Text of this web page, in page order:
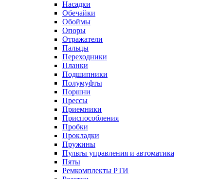
Насадки
Обечайки
Обоймы
Опоры
Отражатели
Пальцы
Переходники
Планки
Подшипники
Полумуфты
Поршни
Прессы
Приемники
Приспособления
Пробки
Прокладки
Пружины
Пульты управления и автоматика
Пяты
Ремкомплекты РТИ